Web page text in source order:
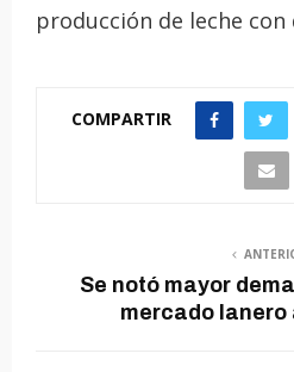
producción de leche
COMPARTIR
Se notó mayor
mercado